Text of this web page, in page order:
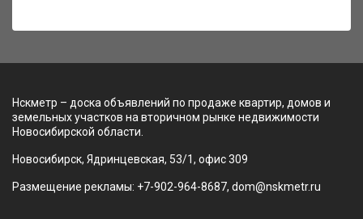
Нскметр – доска объявлений по продаже квартир, домов и
земельных участков на вторичном рынке недвижимости
Новосибирской области.
Новосибирск, Ядринцевская, 53/1, офис 309
Размещение рекламы: +7-902-964-8687, dom@nskmetr.ru